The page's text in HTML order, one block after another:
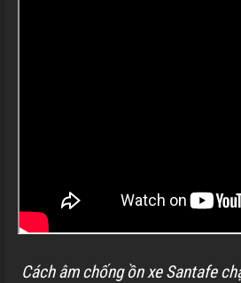
Cách âm chống ồn xe Santafe